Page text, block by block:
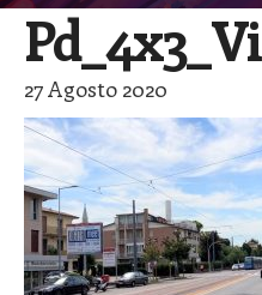
27 Agosto 2020